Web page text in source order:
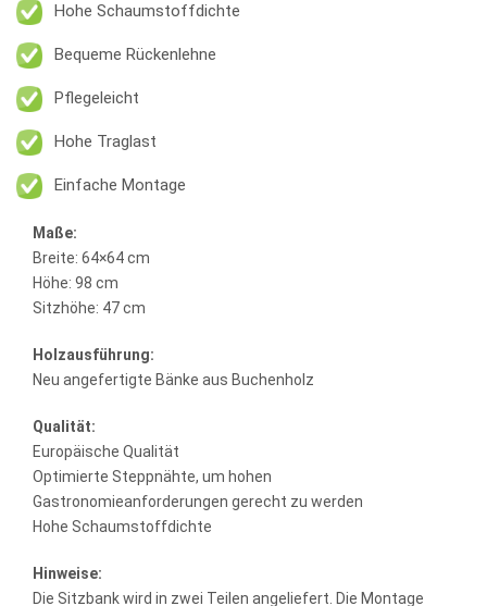
Hohe Schaumstoffdichte
Bequeme Rückenlehne
Pflegeleicht
Hohe Traglast
Einfache Montage
Maße:
Breite: 64×64 cm
Höhe: 98 cm
Sitzhöhe: 47 cm
Holzausführung:
Neu angefertigte Bänke aus Buchenholz
Qualität:
Europäische Qualität
Optimierte Steppnähte, um hohen
Gastronomieanforderungen gerecht zu werden
Hohe Schaumstoffdichte
Hinweise:
Die Sitzbank wird in zwei Teilen angeliefert. Die Montage